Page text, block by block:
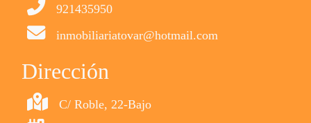
921435950
inmobiliariatovar@hotmail.com
Dirección
C/ Roble, 22-Bajo